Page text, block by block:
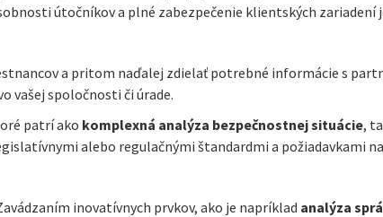
útočníkov a plné zabezpečenie klientských zariadení
a pritom naďalej zdielať potrebné informácie s
vašej spoločnosti či úrade.
patrí ako komplexná analýza bezpečnostnej situácie,
alebo regulačnými štandardmi a požiadavkami
inovatívnych prvkov, ako je napríklad analýza